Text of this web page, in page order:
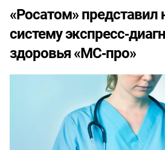
«Росатом»
систему
здоровья «МС‑про»